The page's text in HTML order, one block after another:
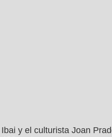
Ibai y el culturista Joan